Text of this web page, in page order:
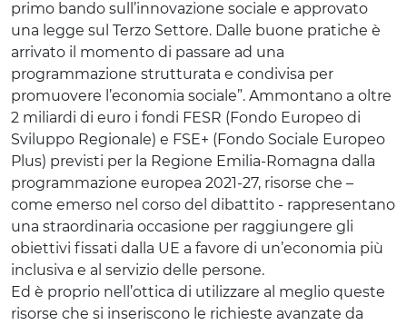
primo bando sull’innovazione sociale e approvato
una legge sul Terzo Settore. Dalle buone pratiche è
arrivato il momento di passare ad una
programmazione strutturata e condivisa per
promuovere l’economia sociale”. Ammontano a oltre
2 miliardi di euro i fondi FESR (Fondo Europeo di
Sviluppo Regionale) e FSE+ (Fondo Sociale Europeo
Plus) previsti per la Regione Emilia-Romagna dalla
programmazione europea 2021-27, risorse che –
come emerso nel corso del dibattito - rappresentano
una straordinaria occasione per raggiungere gli
obiettivi fissati dalla UE a favore di un’economia più
inclusiva e al servizio delle persone.
Ed è proprio nell’ottica di utilizzare al meglio queste
risorse che si inseriscono le richieste avanzate da